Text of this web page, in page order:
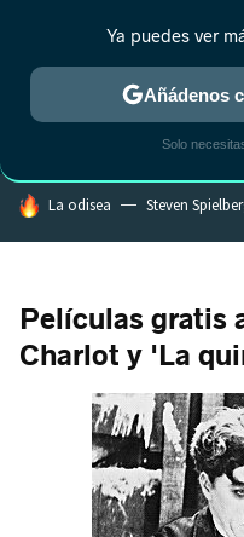
ESTRENOS
HOY SE HABLA DE
La odisea Steven
Películas gratis
Charlot y 'La
Ya puedes ver
Añádenos
Solo